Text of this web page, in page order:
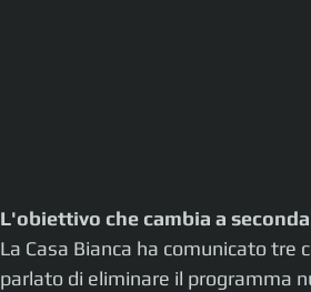
L'obiettivo che cambia a
La Casa Bianca ha comunicato
parlato di eliminare il programma